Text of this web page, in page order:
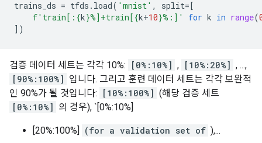
trains_ds = tfds . load( 'mnist' , split=[
f'train[: {k}%]+train[{k+10}%:]' for k in range(
])
검증 데이터 세트는 각각 10%: [0%:10%] , [10%:20%] , ...,
[90%:100%] 입니다. 그리고 훈련 데이터 세트는 각각 보완적
인 90%가 될 것입니다:
[10%:100%] (해당 검증 세트
[0%:10%] 의 경우), `[0%:10%]
[20%:100%] (for a validation set of ),...